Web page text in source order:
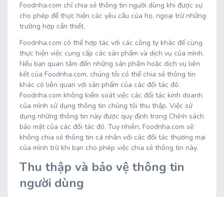
Foodnha.com chỉ chia sẻ thông tin người dùng khi được sự
cho phép để thực hiện các yêu cầu của họ, ngoại trừ những
trường hợp cần thiết.
Foodnha.com có thể hợp tác với các công ty khác để cùng
thực hiện việc cung cấp các sản phẩm và dịch vụ của mình.
Nếu bạn quan tâm đến những sản phẩm hoặc dịch vụ liên
kết của Foodnha.com, chúng tôi có thể chia sẻ thông tin
khác có liên quan với sản phẩm của các đối tác đó.
Foodnha.com không kiểm soát việc các đối tác kinh doanh
của mình sử dụng thông tin chúng tôi thu thập. Việc sử
dụng những thông tin này được quy định trong Chính sách
bảo mật của các đối tác đó. Tuy nhiên, Foodnha.com sẽ
không chia sẻ thông tin cá nhân với các đối tác thương mại
của mình trừ khi bạn cho phép việc chia sẻ thông tin này.
Thu thập và bảo vệ thông tin
người dùng